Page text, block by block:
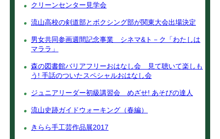
クリーンセンター見学会
流山高校の剣道部とボクシング部が関東大会出場決定
男女共同参画週間記念事業 シネマ&ト－ク「わたしは
マララ」
森の図書館バリアフリーおはなし会 見て聴いて楽しも
う! 手話のついたスペシャルおはなし会
ジュニアリーダー初級講習会 めざせ! あそびの達人
流山史跡ガイドウォーキング（春編）
きらら手工芸作品展2017